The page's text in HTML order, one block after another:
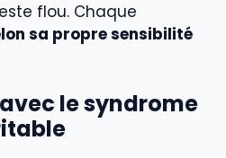
flou. Chaque
sa propre sensibilité
le syndrome